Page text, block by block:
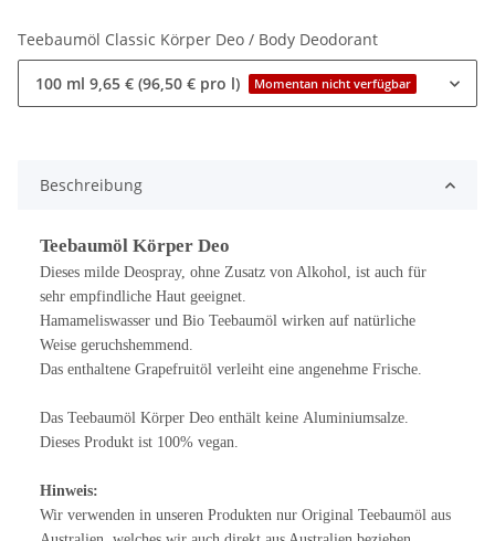
Teebaumöl Classic Körper Deo / Body Deodorant
100 ml 9,65 € (96,50 € pro l) Momentan nicht verfügbar
Beschreibung
Teebaumöl Körper Deo
Dieses milde Deospray, ohne Zusatz von Alkohol, ist auch für
sehr empfindliche Haut geeignet.
Hamameliswasser und Bio Teebaumöl wirken auf natürliche
Weise geruchshemmend.
Das enthaltene Grapefruitöl verleiht eine angenehme Frische.
Das Teebaumöl Körper Deo enthält keine Aluminiumsalze.
Dieses Produkt ist 100% vegan.
Hinweis:
Wir verwenden in unseren Produkten nur Original Teebaumöl aus